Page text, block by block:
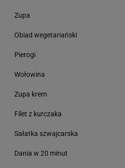
Zupa
Obiad wegetariański
Pierogi
Wołowina
Zupa krem
Filet z kurczaka
Sałatka szwajcarska
Dania w 20 minut